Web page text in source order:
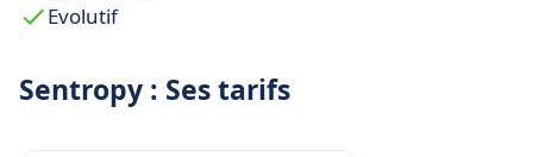
Evolutif
Sentropy : Ses tarifs